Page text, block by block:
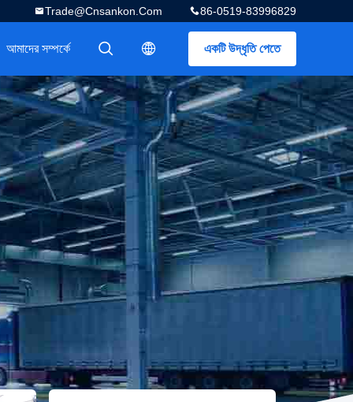
86-0519-83996829
Trade@cnsankon.com
একটি উদ্ধৃতি পেতে
描述
描述
আমাদের সম্পর্কে